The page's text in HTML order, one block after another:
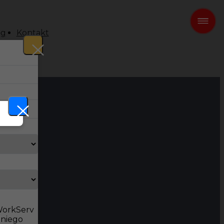
Kontakt